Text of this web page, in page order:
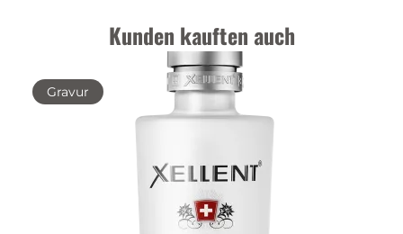
Kunden kauften auch
Gravur